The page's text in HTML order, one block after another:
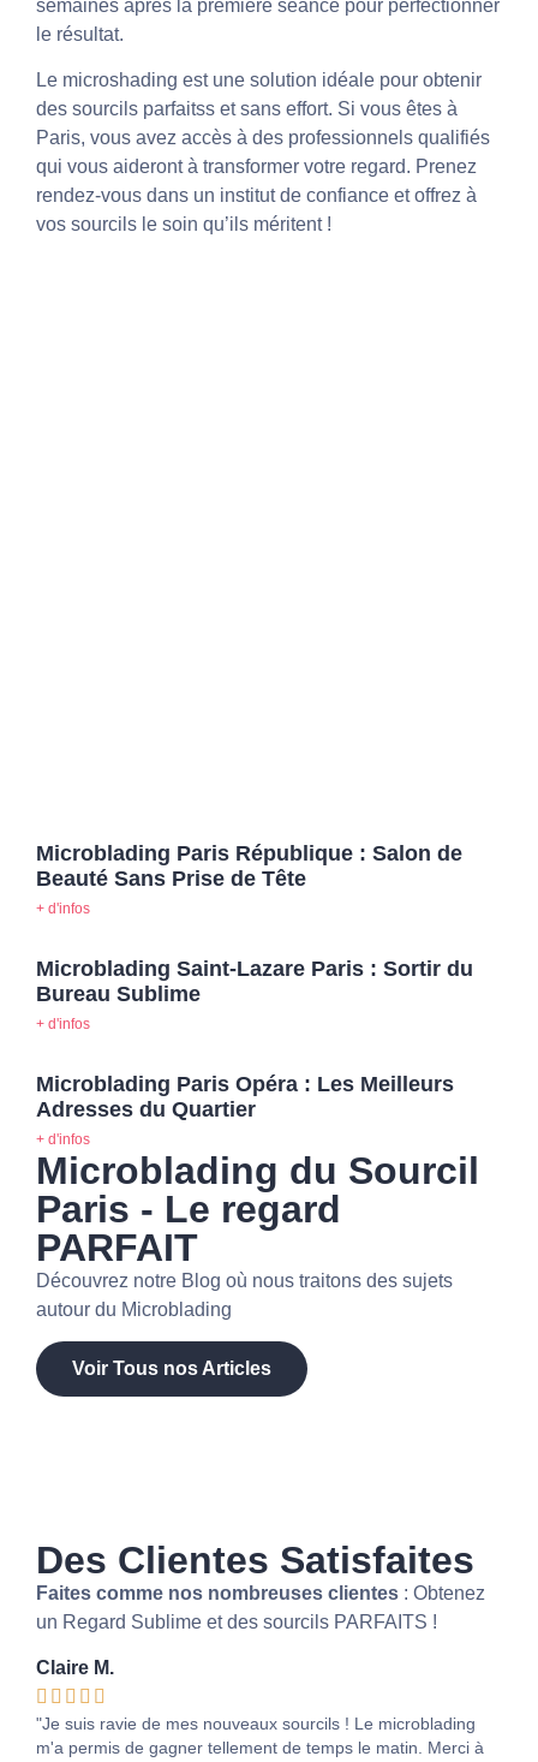
semaines après la première séance pour perfectionner
le résultat.
Le microshading est une solution idéale pour obtenir
des sourcils parfaitss et sans effort. Si vous êtes à
Paris, vous avez accès à des professionnels qualifiés
qui vous aideront à transformer votre regard. Prenez
rendez-vous dans un institut de confiance et offrez à
vos sourcils le soin qu’ils méritent !
Microblading Paris République : Salon de
Beauté Sans Prise de Tête
+ d'infos
Microblading Saint-Lazare Paris : Sortir du
Bureau Sublime
+ d'infos
Microblading Paris Opéra : Les Meilleurs
Adresses du Quartier
+ d'infos
Microblading du Sourcil
Paris - Le regard
PARFAIT
Découvrez notre Blog où nous traitons des sujets
autour du Microblading
Voir Tous nos Articles
Des Clientes Satisfaites
Faites comme nos nombreuses clientes : Obtenez
un Regard Sublime et des sourcils PARFAITS !
Claire M.
    
"Je suis ravie de mes nouveaux sourcils ! Le microblading
m'a permis de gagner tellement de temps le matin. Merci à